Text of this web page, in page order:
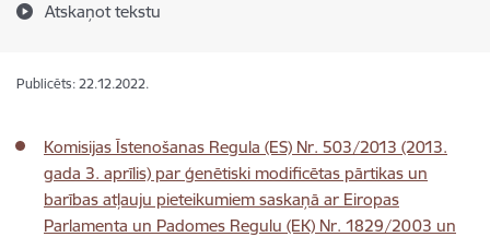
Atskaņot tekstu
Publicēts: 22.12.2022.
Komisijas Īstenošanas Regula (ES) Nr. 503/2013 (2013.
gada 3. aprīlis) par ģenētiski modificētas pārtikas un
barības atļauju pieteikumiem saskaņā ar Eiropas
Parlamenta un Padomes Regulu (EK) Nr. 1829/2003 un